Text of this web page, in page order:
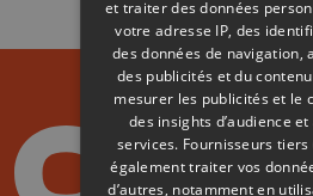
et traiter des données
votre adresse IP, des
des données de navigation,
des publicités et du
mesurer les publicités et le
des insights d’audience
services. Fournisseurs tiers
également traiter vos
d’autres, notamment en